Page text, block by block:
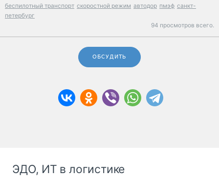
беспилотный транспорт скоростной режим автодор пмэф санкт-
петербург
94 просмотров всего.
ОБСУДИТЬ
ЭДО, ИТ в логистике